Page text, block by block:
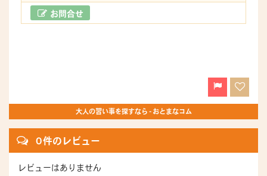
お問合せ
大人の習い事を探すなら - おとまなコム
0 件のレビュー
レビューはありません